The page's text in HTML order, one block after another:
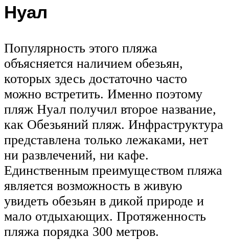
Нуал
Популярность этого пляжа
объясняется наличием обезьян,
которых здесь достаточно часто
можно встретить. Именно поэтому
пляж Нуал получил второе название,
как Обезьяний пляж. Инфраструктура
представлена только лежаками, нет
ни развлечений, ни кафе.
Единственным преимуществом пляжа
является возможность в живую
увидеть обезьян в дикой природе и
мало отдыхающих. Протяженность
пляжа порядка 300 метров.